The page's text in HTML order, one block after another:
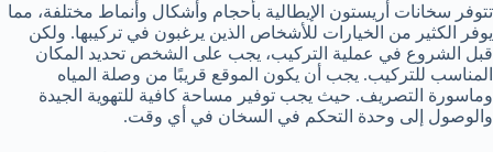
تتوفر سخانات أريستون الإيطالية بأحجام وأشكال وأنماط مختلفة، مما
يوفر الكثير من الخيارات للأشخاص الذين يرغبون في تركيبها. ولكن
قبل الشروع في عملية التركيب، يجب على الشخص تحديد المكان
المناسب للتركيب. يجب أن يكون الموقع قريبًا من وصلة المياه
وماسورة التصريف. حيث يجب توفير مساحة كافية للتهوية الجيدة
والوصول إلى وحدة التحكم في السخان في أي وقت.